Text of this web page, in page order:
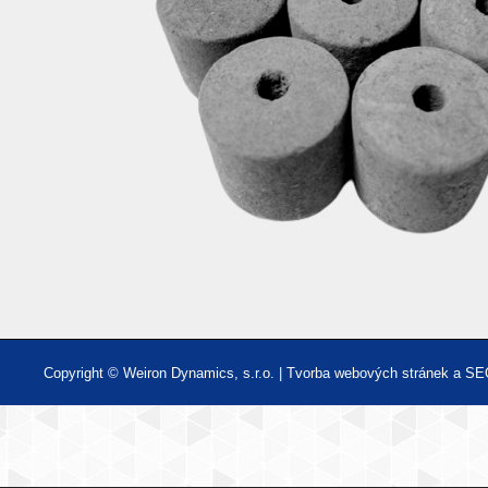
Copyright © Weiron Dynamics, s.r.o. | Tvorba webových stránek a